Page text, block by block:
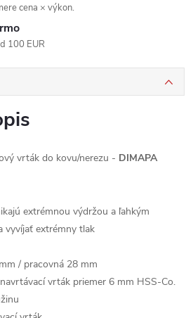
cena × výkon.
100 EUR
vrták do kovu/nerezu - DIMAPA
extrémnou výdržou a ľahkým
vyvíjať extrémny tlak
/ pracovná 28 mm
vrták priemer 6 mm HSS-Co.